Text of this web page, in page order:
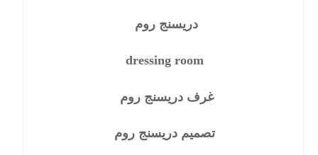
دريسنج روم
dressing room
غرف دريسنج روم
تصميم دريسنج روم